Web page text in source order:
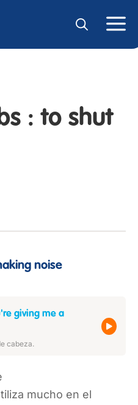
: to shut
noise
giving me a
cabeza.
mucho en el